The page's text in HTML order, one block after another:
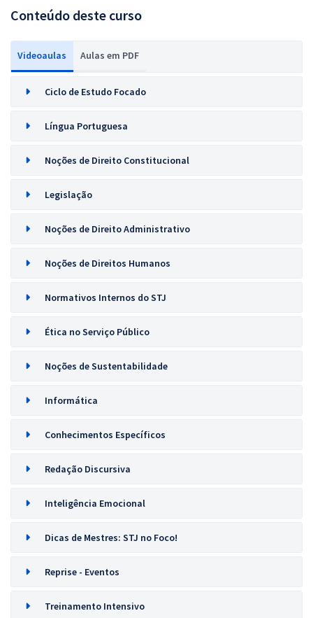
Conteúdo deste curso
Videoaulas Aulas em PDF
Ciclo de Estudo Focado
Língua Portuguesa
Noções de Direito Constitucional
Legislação
Noções de Direito Administrativo
Noções de Direitos Humanos
Normativos Internos do STJ
Ética no Serviço Público
Noções de Sustentabilidade
Informática
Conhecimentos Específicos
Redação Discursiva
Inteligência Emocional
Dicas de Mestres: STJ no Foco!
Reprise - Eventos
Treinamento Intensivo